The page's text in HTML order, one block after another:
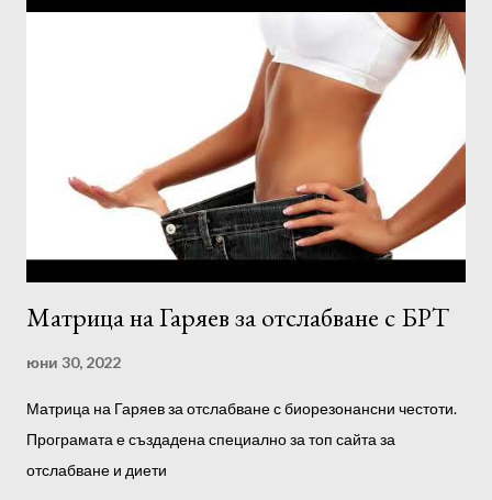
Матрица на Гаряев за отслабване с БРТ
юни 30, 2022
Матрица на Гаряев за отслабване с биорезонансни честоти.
Програмата е създадена специално за топ сайта за
отслабване и диети